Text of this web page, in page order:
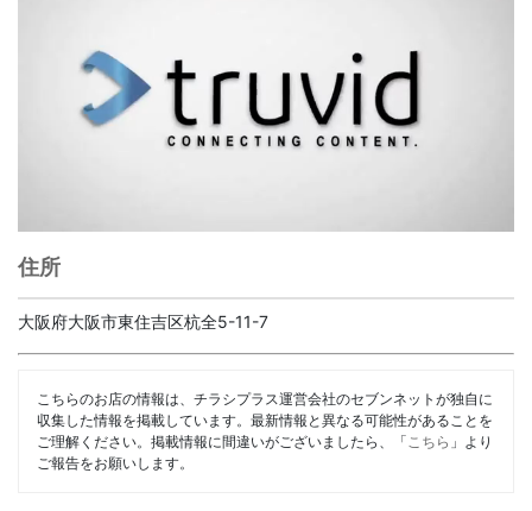
住所
大阪府大阪市東住吉区杭全5-11-7
こちらのお店の情報は、チラシプラス運営会社のセブンネットが独自に
収集した情報を掲載しています。最新情報と異なる可能性があることを
ご理解ください。掲載情報に間違いがございましたら、「 こちら 」より
ご報告をお願いします。